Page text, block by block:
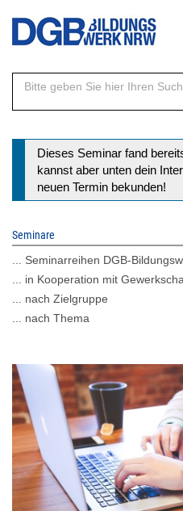
Direkt
Inhalt
Statusmeldung
Dieses Seminar fand
kannst aber unten dein
neuen Termin bekunden!
Seminare
... Seminarreihen DGB-
... in Kooperation mit
... nach Zielgruppe
... nach Thema